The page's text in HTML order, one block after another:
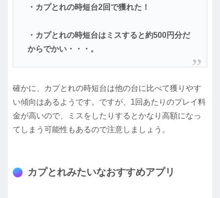
・カプとれの時短台2回で獲れた！
・カプとれの時短台はミスすると約500円分だ
からでかい・・・。
確かに、カプとれの時短台は他の台に比べて獲りやす
い傾向はあるようです。ですが、1回あたりのプレイ料
金が高いので、ミスをしたりするとかなり高額になっ
てしまう可能性もあるので注意しましょう。
カプとれみたいなおすすめアプリ